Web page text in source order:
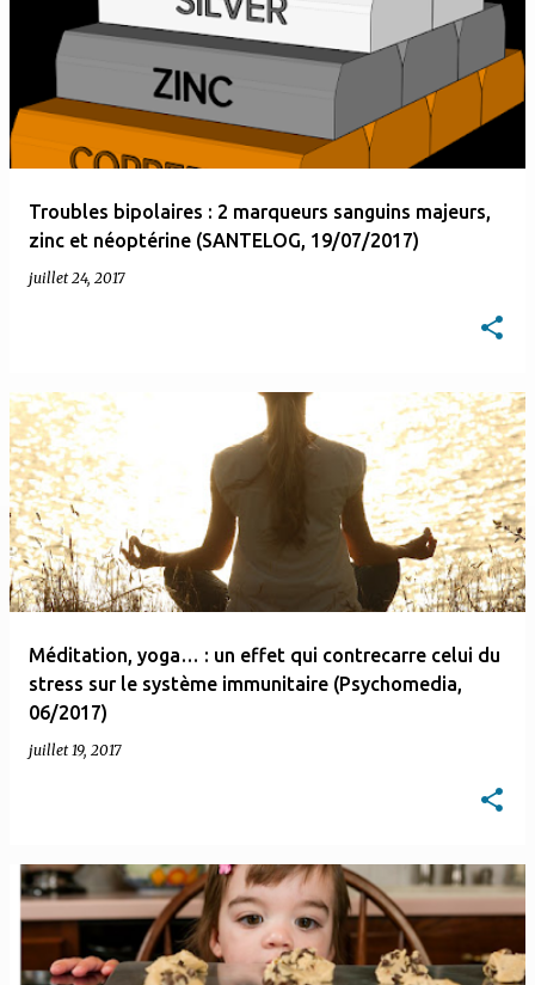
Troubles bipolaires : 2 marqueurs sanguins majeurs,
zinc et néoptérine (SANTELOG, 19/07/2017)
juillet 24, 2017
Méditation, yoga… : un effet qui contrecarre celui du
stress sur le système immunitaire (Psychomedia,
06/2017)
juillet 19, 2017